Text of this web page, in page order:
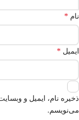
نام *
ایمیل *
ذخیره نام، ایمیل و
می‌نویسم.